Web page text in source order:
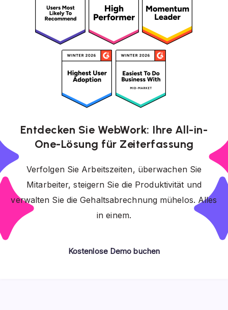
Entdecken Sie WebWork: Ihre All-in-
One-Lösung für Zeiterfassung
Verfolgen Sie Arbeitszeiten, überwachen Sie
Mitarbeiter, steigern Sie die Produktivität und
verwalten Sie die Gehaltsabrechnung mühelos. Alles
in einem.
Kostenlose Demo buchen